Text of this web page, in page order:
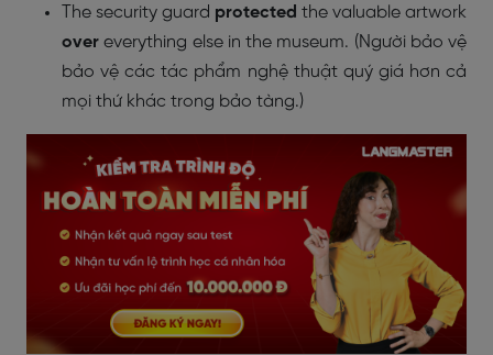
The security guard protected the valuable artwork
over everything else in the museum. (Người bảo vệ
bảo vệ các tác phẩm nghệ thuật quý giá hơn cả
mọi thứ khác trong bảo tàng.)